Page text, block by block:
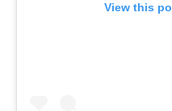
View this